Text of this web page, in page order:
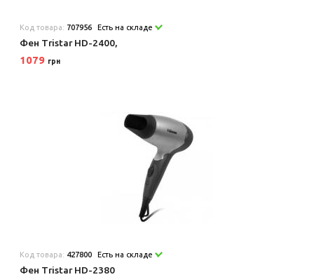
Код товара: 707956 Есть на складе
Фен Tristar HD-2400,
1079 грн
Код товара: 427800 Есть на складе
Фен Tristar HD-2380